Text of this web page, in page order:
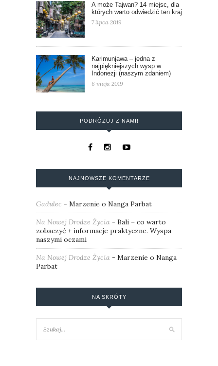
A może Tajwan? 14 miejsc, dla
których warto odwiedzić ten kraj
7 lipca 2019
Karimunjawa – jedna z
najpiękniejszych wysp w
Indonezji (naszym zdaniem)
8 maja 2019
PODRÓŻUJ Z NAMI!
NAJNOWSZE KOMENTARZE
Gadulec - Marzenie o Nanga Parbat
Na Nowej Drodze Życia - Bali – co warto
zobaczyć + informacje praktyczne. Wyspa
naszymi oczami
Na Nowej Drodze Życia - Marzenie o Nanga
Parbat
NA SKRÓTY